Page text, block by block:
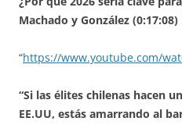
Machado y González (0:17:08)
“https://www.youtube.com/
“Si las élites chilenas hacen
EE.UU, estás amarrando al